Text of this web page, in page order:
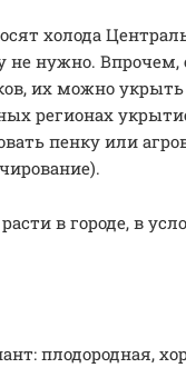
холода
не нужно. Впрочем,
их можно
регионах
пенку или
в городе, в
плодородная,